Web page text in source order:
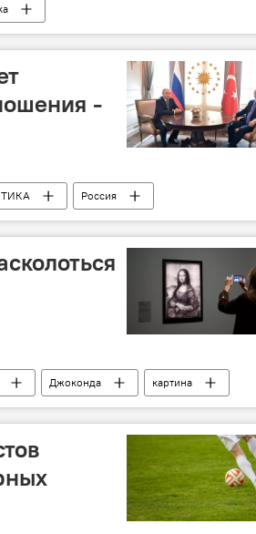
Инфраструктура
-
Россия
Джоконда
картина